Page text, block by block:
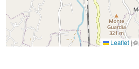
Leaflet |©